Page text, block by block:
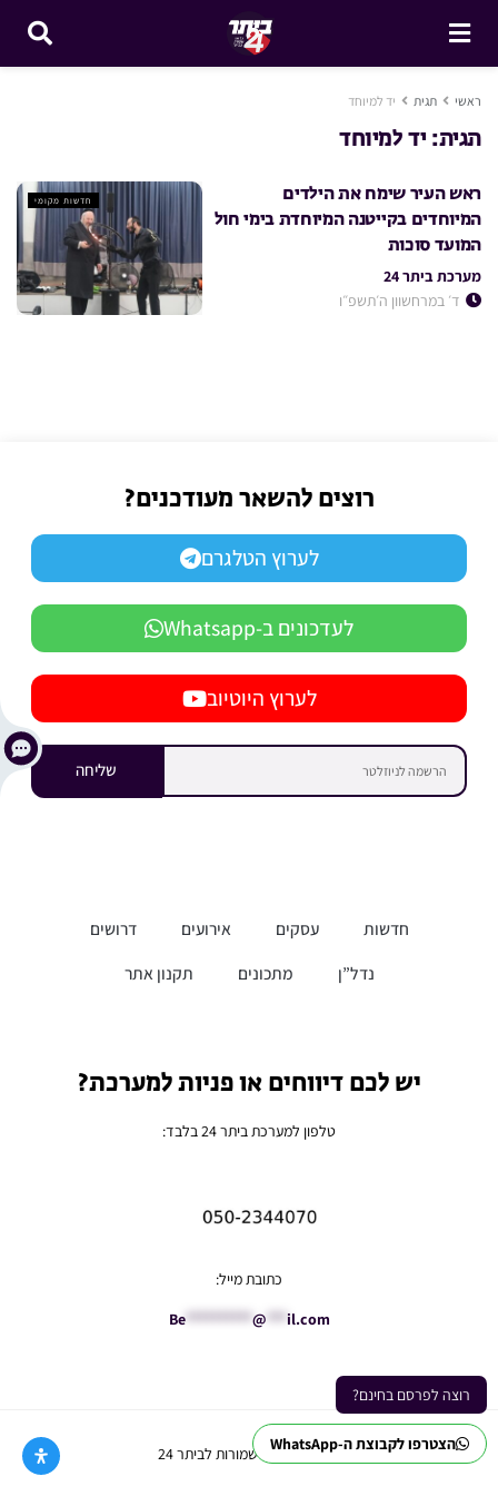
ראשי תגית יד למיוחד
תגית: יד למיוחד
חדשות מקומי
ראש העיר שימח את הילדים
המיוחדים בקייטנה המיוחדת בימי חול
המועד סוכות
מערכת ביתר 24
ד׳ במרחשוון ה׳תשפ״ו
הצטרפו לקבוצת ה-WhatsApp
רוצה לפרסם בחינם?
רוצים להשאר מעודכנים?
לערוץ הטלגרם
לעדכונים ב-Whatsapp
לערוץ היוטיוב
שליחה
חדשות עסקים אירועים
דרושים
נדל”ן
מתכונים תקנון אתר
יש לכם דיווחים או פניות למערכת?
טלפון למערכת ביתר 24 בלבד:
כתובת מייל:
Be********** @ *** il.com
Ⓒ כל הזכויות שמורות לביתר 24